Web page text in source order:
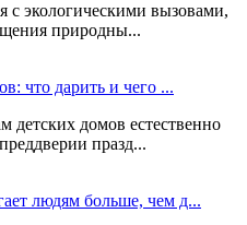
с экологическими вызовами,
природны...
что дарить и чего ...
детских домов естественно
празд...
людям больше, чем д...